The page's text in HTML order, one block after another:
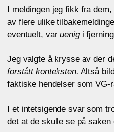
I meldingen jeg fikk fra
av flere ulike
eventuelt, var uenigi
Jeg valgte å krysse av der
forstått konteksten. Altså
faktiske hendelser som VG-
I et intetsigende svar som
det at de skulle se på saken